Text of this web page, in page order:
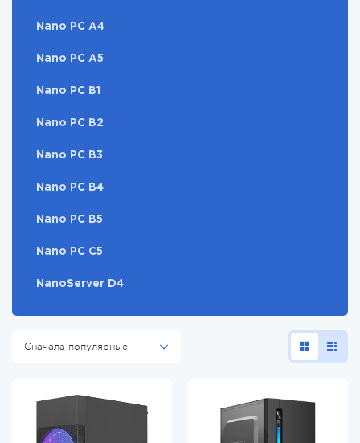
Nano PC A4
Nano PC A5
Nano PC B1
Nano PC B2
Nano PC B3
Nano PC B4
Nano PC B5
Nano PC C5
NanoServer D4
Сначала популярные